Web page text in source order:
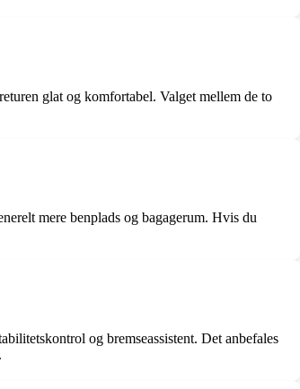
glat og komfortabel. Valget mellem de to
mere benplads og bagagerum. Hvis du
og bremseassistent. Det anbefales